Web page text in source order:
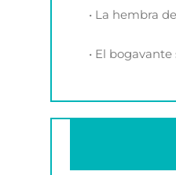
• La hembra
• El